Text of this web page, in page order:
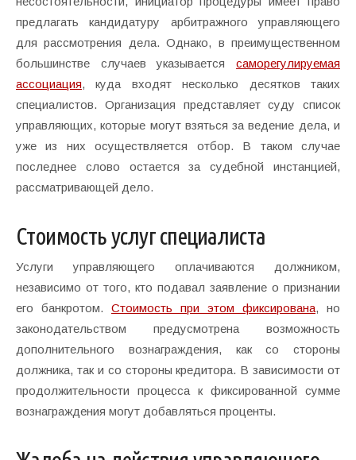
предлагать кандидатуру арбитражного управляющего
для рассмотрения дела. Однако, в преимущественном
большинстве случаев указывается саморегулируемая
ассоциация, куда входят несколько десятков таких
специалистов. Организация представляет суду список
управляющих, которые могут взяться за ведение дела, и
уже из них осуществляется отбор. В таком случае
последнее слово остается за судебной инстанцией,
рассматривающей дело.
Стоимость услуг специалиста
Услуги управляющего оплачиваются должником,
независимо от того, кто подавал заявление о признании
его банкротом. Стоимость при этом фиксирована, но
законодательством предусмотрена возможность
дополнительного вознаграждения, как со стороны
должника, так и со стороны кредитора. В зависимости от
продолжительности процесса к фиксированной сумме
вознаграждения могут добавляться проценты.